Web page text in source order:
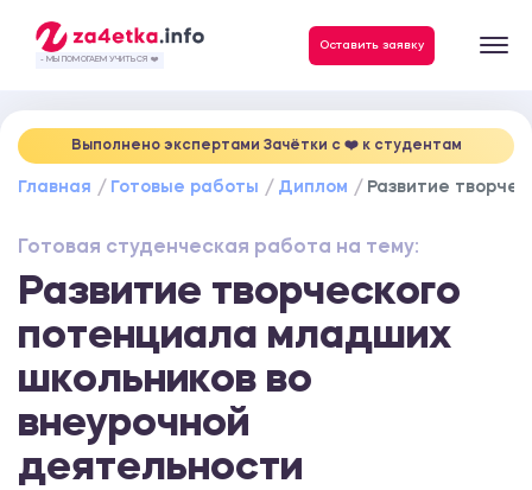
- МЫ ПОМОГАЕМ УЧИТЬСЯ ❤️
Оставить заявку
Выполнено экспертами Зачётки c ❤️ к студентам
Главная Готовые работы Диплом Развитие
Готовая студенческая работа на тему:
Развитие творческого
потенциала младших
школьников во
внеурочной
деятельности